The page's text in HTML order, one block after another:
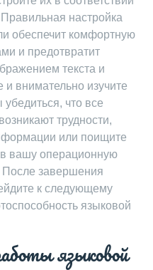
настройка
обеспечит комфортную
и предотвратит
текста и
внимательно изучите
что все
трудности,
или поищите
вашу операционную
завершения
к следующему
языковой
языковой